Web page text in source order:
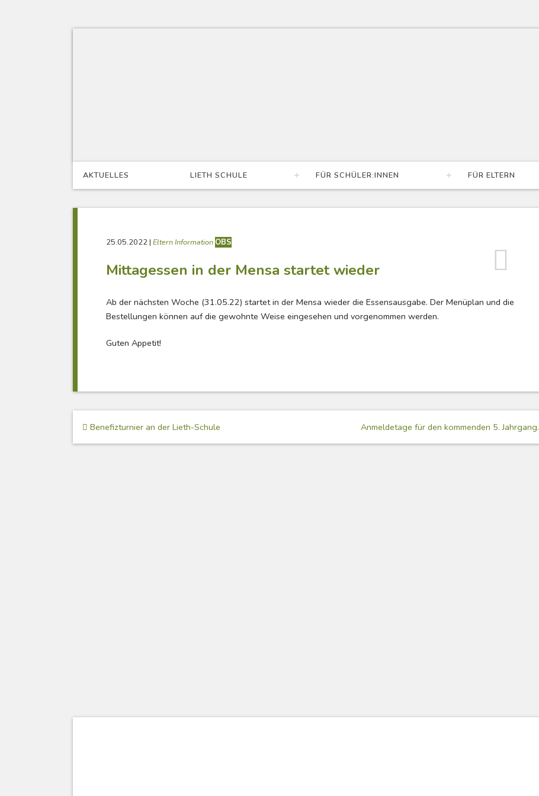
AKTUELLES LIETH SCHULE FÜR SCHÜLER:INNEN FÜR ELTERN
25.05.2022| Eltern Information OBS
Mittagessen in der Mensa startet wieder
Ab der nächsten Woche (31.05.22) startet in der Mensa wieder die Essensausgabe. Der Menüplan und die
Bestellungen können auf die gewohnte Weise eingesehen und vorgenommen werden.
Guten Appetit!
Beitragsnavigation
Benefizturnier an der Lieth-Schule Anmeldetage für den kommenden 5. Jahrgang.